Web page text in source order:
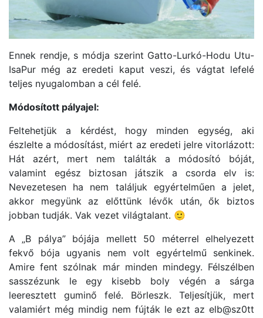
Ennek rendje, s módja szerint Gatto-Lurkó-Hodu Utu-
IsaPur még az eredeti kaput veszi, és vágtat lefelé
teljes nyugalomban a cél felé.
Módosított pályajel:
Feltehetjük a kérdést, hogy minden egység, aki
észlelte a módosítást, miért az eredeti jelre vitorlázott:
Hát azért, mert nem találták a módosító bóját,
valamint egész biztosan játszik a csorda elv is:
Nevezetesen ha nem találjuk egyértelműen a jelet,
akkor megyünk az előttünk lévők után, ők biztos
jobban tudják. Vak vezet világtalant. 🙂
A „B pálya” bójája mellett 50 méterrel elhelyezett
fekvő bója ugyanis nem volt egyértelmű senkinek.
Amire fent szólnak már minden mindegy. Félszélben
sasszézunk le egy kisebb boly végén a sárga
leeresztett guminő felé. Börleszk. Teljesítjük, mert
valamiért még mindig nem fújták le ezt az elb@sz0tt